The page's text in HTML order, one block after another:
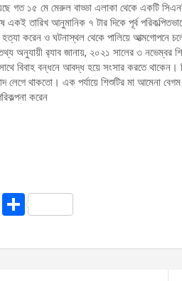
গত ১৫ মে মেরুল বাড্ডা এলাকা থেকে একটি
একই তারিখ আনুমানিক ৭ টার দিকে পূর্ব
করেন ও ঘটনাস্থল থেকে পালিয়ে আত্মগোপনে
অনুযায়ী র‍্যাব জানায়, ২০২১ সালের ৩ নভেম্বর
বিবাহ বন্ধনে আবদ্ধ হয়ে সংসার করতে থাকেন।
লেগে থাকতো। এক পর্যায়ে শিশুটির মা আমেনা
করেন
M S
ar